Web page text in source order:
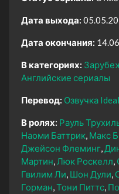
Дата выхода:
Дата окончания:
В категориях:
Английские сериалы
Перевод: Озвучка
В ролях: Рауль
Наоми Баттрик Макс
Джейсон Флеминг
Мартин Люк Роскелл
Гвилим Ли Шон Дули
Горман Тони Питтс